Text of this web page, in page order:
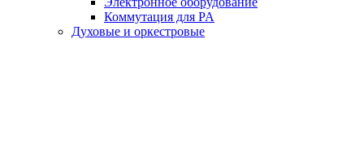
Коммутация для PA
Духовые и оркестровые